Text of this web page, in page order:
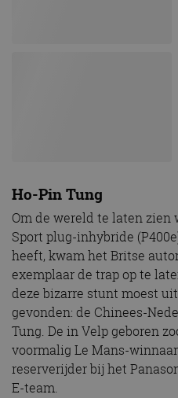
Ho-Pin Tung
Om de wereld te laten zien
Sport plug-inhybride
heeft, kwam het Britse
exemplaar de trap op te
deze bizarre stunt moest
gevonden: de Chinees-
Tung. De in Velp geboren
voormalig Le Mans-
reserverijder bij het
E-team.